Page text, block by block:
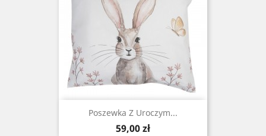
Poszewka Z Uroczym...
Cena
59,00 zł